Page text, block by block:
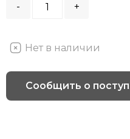
- +
Нет в наличии
Сообщить о